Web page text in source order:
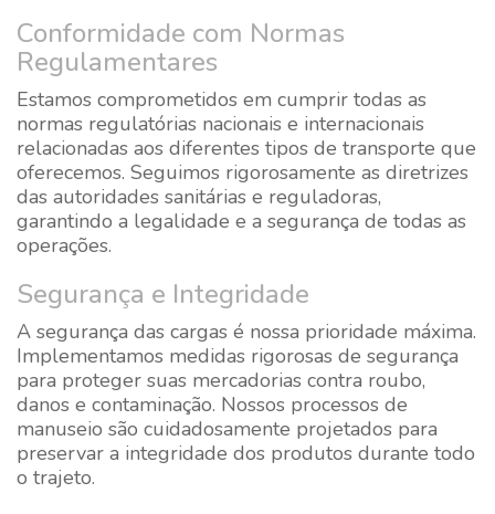
Conformidade com Normas
Regulamentares
Estamos comprometidos em cumprir todas as
normas regulatórias nacionais e internacionais
relacionadas aos diferentes tipos de transporte que
oferecemos. Seguimos rigorosamente as diretrizes
das autoridades sanitárias e reguladoras,
garantindo a legalidade e a segurança de todas as
operações.
Segurança e Integridade
A segurança das cargas é nossa prioridade máxima.
Implementamos medidas rigorosas de segurança
para proteger suas mercadorias contra roubo,
danos e contaminação. Nossos processos de
manuseio são cuidadosamente projetados para
preservar a integridade dos produtos durante todo
o trajeto.